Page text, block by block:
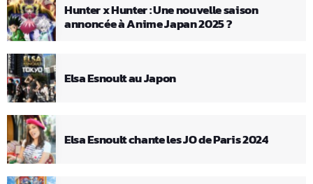
Hunter x Hunter : Une nouvelle saison
annoncée à Anime Japan 2025 ?
Elsa Esnoult au Japon
Elsa Esnoult chante les JO de Paris 2024